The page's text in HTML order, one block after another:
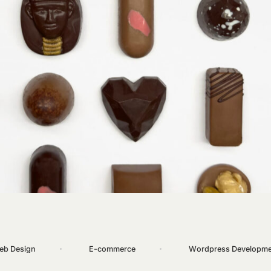
Design E-commerce Wordpress